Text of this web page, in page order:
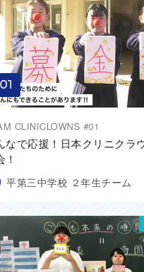
CLINICLOWNS #01
なで応援！日本クリニクラ
！
平第三中学校 ２年生チーム